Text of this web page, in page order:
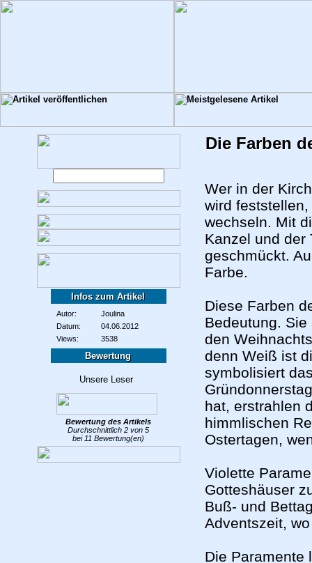
Infos zum Artikel
Autor:
Joulina
Datum:
04.06.2012
Views:
3538
Bewertung
Bewertung des Artikels
Durchschnittlich 2 von 5
bei 11 Bewertung(en)
Die Farben
Wer in der
wird
wechseln. Mit
Kanzel und der
geschmückt.
Farbe.
Diese Farben
Bedeutung. Sie
den
denn Weiß ist
symbolisiert
hat, erstrahlen
himmlischen
Ostertagen,
Violette
Gotteshäuser
Buß- und
Adventszeit,
Die Paramente